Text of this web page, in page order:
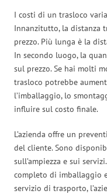
I costi di un trasloco
Innanzitutto, la distanza
prezzo. Più lunga è la
In secondo luogo, la
sul prezzo. Se hai molti
trasloco potrebbe
l’imballaggio, lo
influire sul costo finale.
L’azienda offre un
del cliente. Sono
sull’ampiezza e sui
completo di imballaggio
servizio di trasporto,